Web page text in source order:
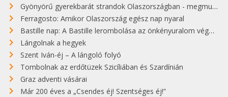
Gyönyörű gyerekbarát strandok Olaszországban - megmutatjuk a 15 legjobbat
Ferragosto: Amikor Olaszország egész nap nyaral
Bastille nap: A Bastille lerombolása az önkényuralom végét jelentette
Lángolnak a hegyek
Szent Iván-éj – A lángoló folyó
Tombolnak az erdőtüzek Szicíliában és Szardínián
Graz adventi vásárai
Már 200 éves a „Csendes éj! Szentséges éj!”